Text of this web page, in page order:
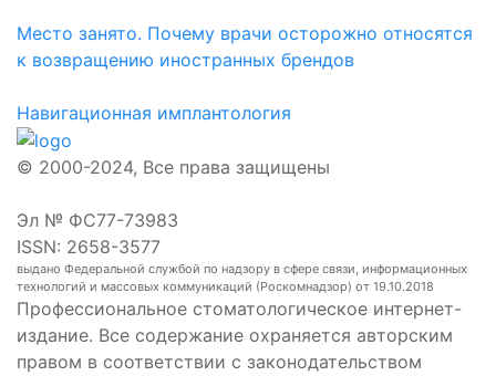
Место занято. Почему врачи осторожно относятся
к возвращению иностранных брендов
Навигационная имплантология
© 2000-2024, Все права защищены
Эл № ФС77-73983
ISSN: 2658-3577
выдано Федеральной службой по надзору в сфере связи, информационных
технологий и массовых коммуникаций (Роскомнадзор) от 19.10.2018
Профессиональное стоматологическое интернет-
издание. Все содержание охраняется авторским
правом в соответствии с законодательством